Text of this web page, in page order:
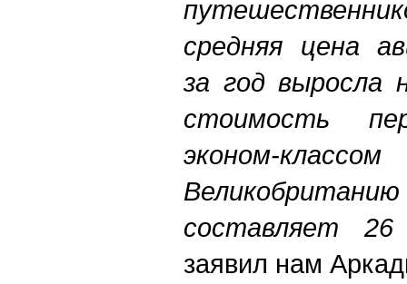
средняя цена
за год выросла
стоимость
эконом-
составляет
заявил нам